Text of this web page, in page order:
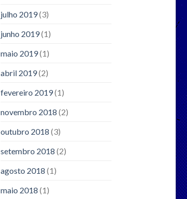
julho 2019(3)
junho 2019(1)
maio 2019(1)
abril 2019(2)
fevereiro 2019(1)
novembro 2018 (2)
outubro 2018 (3)
setembro 2018 (2)
agosto 2018 (1)
maio 2018 (1)